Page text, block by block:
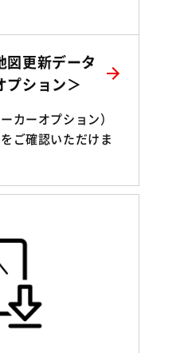
図更新データ
プション＞
カーオプション）
ご確認いただけま